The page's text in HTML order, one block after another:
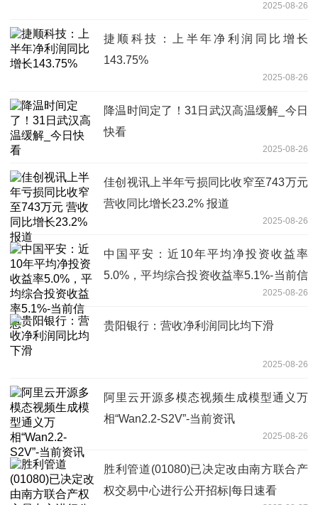
2025-08-26
捷顺科技：上半年净利润同比增长
143.75%
2025-08-26
降温时间定了！31日武汉高温缓解_今日
快看
2025-08-26
佳创视讯上半年亏损同比收窄至743万元
营收同比增长23.2% 报道
2025-08-26
中国平安：近10年平均净投资收益率
5.0%，平均综合投资收益率5.1%-当前信
2025-08-26
贵阳银行：营收净利润同比均下滑
2025-08-26
阿里云开源多模态视频生成模型通义万
相“Wan2.2-S2V”-当前资讯
2025-08-26
胜利管道(01080)已决定改由南方联合产
权交易中心进行公开招标|每日速看